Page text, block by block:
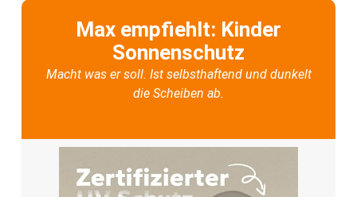
Max empfiehlt: Kinder
Sonnenschutz
Macht was er soll. Ist selbsthaftend und dunkelt
die Scheiben ab.